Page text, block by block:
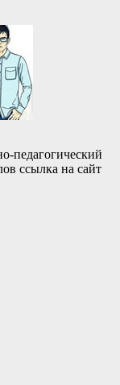
педагогический
ссылка на сайт